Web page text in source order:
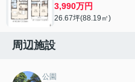
3,990万円
26.67坪(88.19㎡)
周辺施設
公園